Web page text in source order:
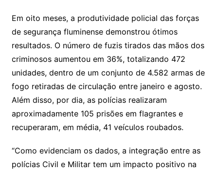
Em oito meses, a produtividade policial das forças
de segurança fluminense demonstrou ótimos
resultados. O número de fuzis tirados das mãos dos
criminosos aumentou em 36%, totalizando 472
unidades, dentro de um conjunto de 4.582 armas de
fogo retiradas de circulação entre janeiro e agosto.
Além disso, por dia, as polícias realizaram
aproximadamente 105 prisões em flagrantes e
recuperaram, em média, 41 veículos roubados.
“Como evidenciam os dados, a integração entre as
polícias Civil e Militar tem um impacto positivo na